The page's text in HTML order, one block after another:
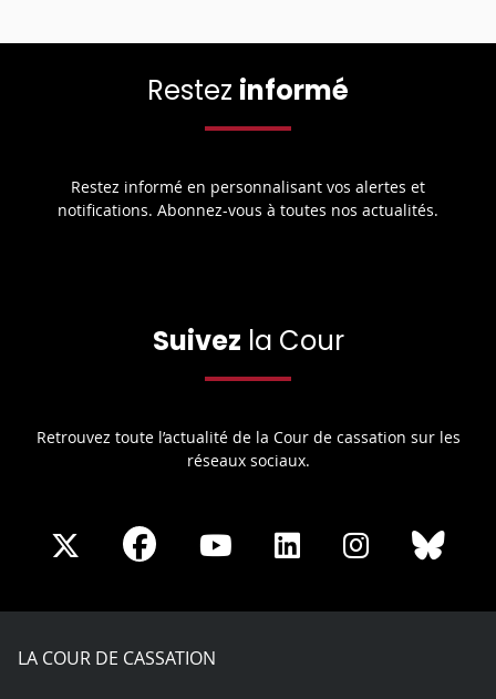
Restez informé
Restez informé en personnalisant vos alertes et
notifications. Abonnez-vous à toutes nos actualités.
Suivez la Cour
Retrouvez toute l’actualité de la Cour de cassation sur les
réseaux sociaux.
Share
X
Share
Facebook
Share
Youtube
Share
LinkedIn
Share
Instagram
LA COUR DE CASSATION